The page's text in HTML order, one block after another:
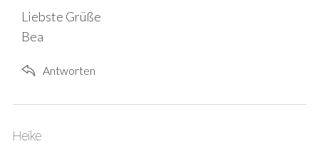
Liebste Grüße
Bea
Antworten
s
Heike